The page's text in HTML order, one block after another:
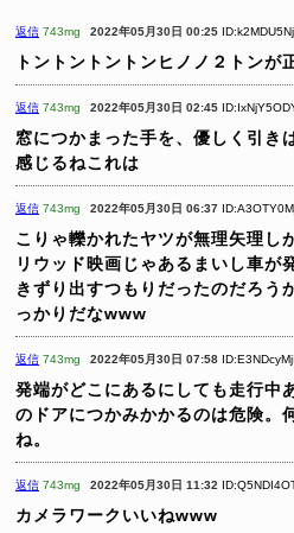
返信 743mg 2022年05月30日 00:25
トントントントンヒノノ２トンが
返信 743mg 2022年05月30日 02:45
窓につかまった手を、優しく引き
感じるねこれは
返信 743mg 2022年05月30日 06:37
こりゃ轢かれたヤツが無理矢理し
リウッド映画じゃあるまいし車が
きずり出すつもりだったのだろう
っかりだなwww
返信 743mg 2022年05月30日 07:58 ID:E3NDcyMjI
発端がどこにあるにしても走行中
のドアにつかみかかるのは危険。
ね。
返信 743mg 2022年05月30日 11:32
カメラワークいいねwww